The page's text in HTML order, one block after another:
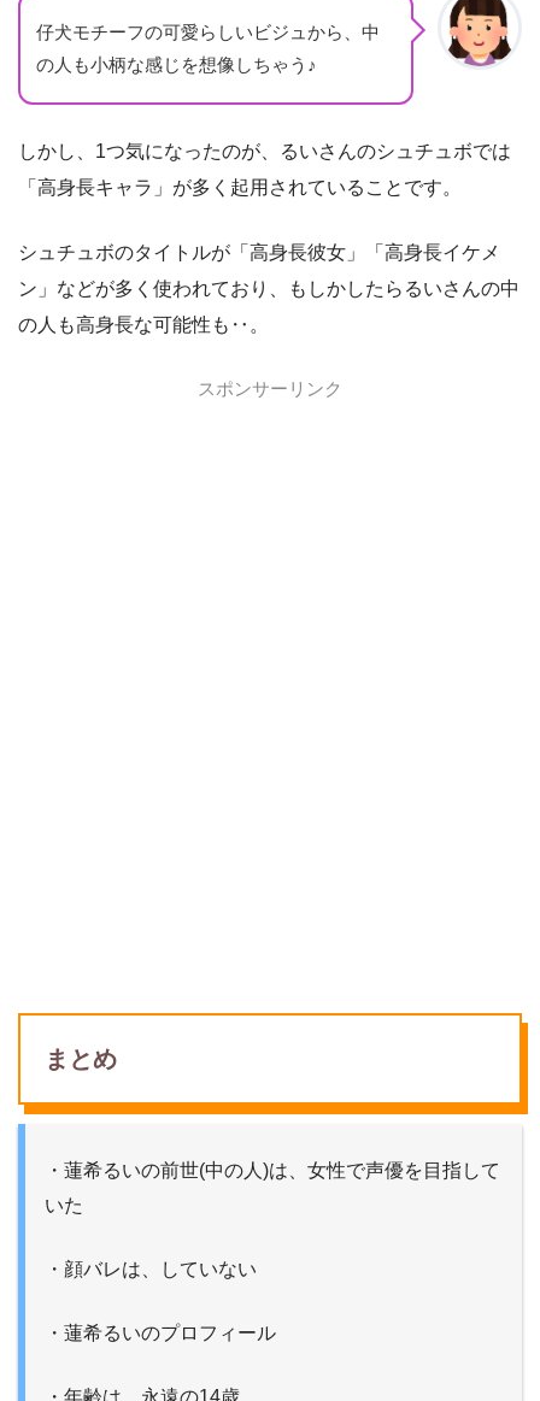
仔犬モチーフの可愛らしいビジュから、中
の人も小柄な感じを想像しちゃう♪
しかし、1つ気になったのが、るいさんのシュチュボでは
「高身長キャラ」が多く起用されていることです。
シュチュボのタイトルが「高身長彼女」「高身長イケメ
ン」などが多く使われており、もしかしたらるいさんの中
の人も高身長な可能性も‥。
スポンサーリンク
まとめ
・蓮希るいの前世(中の人)は、女性で声優を目指して
いた
・顔バレは、していない
・蓮希るいのプロフィール
・年齢は、永遠の14歳